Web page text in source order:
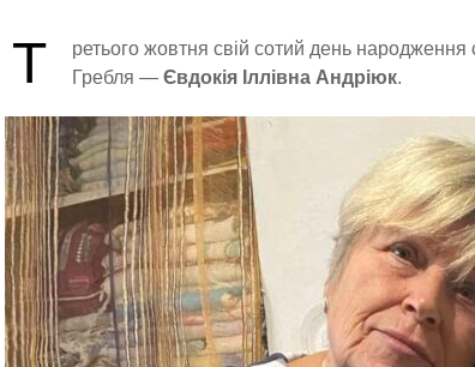
Т
ретього жовтня свій сотий день
Гребля — Євдокія Іллівна Андріюк.